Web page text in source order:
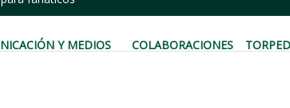
Y MEDIOS COLABORACIONES